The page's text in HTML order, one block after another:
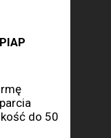
PIAP
do 50